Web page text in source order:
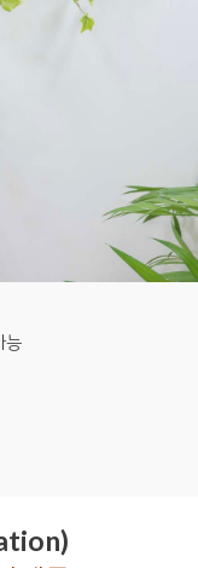
능